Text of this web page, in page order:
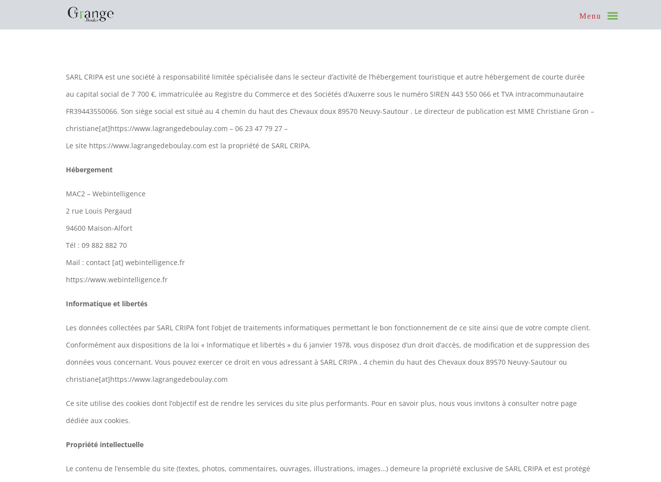
SARL CRIPA est une société à responsabilité limitée spécialisée dans le secteur d’activité de l’hébergement touristique et autre hébergement de courte durée
au capital social de 7 700 €, immatriculée au Registre du Commerce et des Sociétés d’Auxerre sous le numéro SIREN 443 550 066 et TVA intracommunautaire
FR39443550066. Son siège social est situé au 4 chemin du haut des Chevaux doux 89570 Neuvy-Sautour . Le directeur de publication est MME Christiane Gron –
christiane[at]https://www.lagrangedeboulay.com – 06 23 47 79 27 –
Le site https://www.lagrangedeboulay.com est la propriété de SARL CRIPA.
Hébergement
MAC2 – Webintelligence
2 rue Louis Pergaud
94600 Maison-Alfort
Tél : 09 882 882 70
Mail : contact [at] webintelligence.fr
https://www.webintelligence.fr
Informatique et libertés
Les données collectées par SARL CRIPA font l’objet de traitements informatiques permettant le bon fonctionnement de ce site ainsi que de votre compte client.
Conformément aux dispositions de la loi « Informatique et libertés » du 6 janvier 1978, vous disposez d’un droit d’accès, de modification et de suppression des
données vous concernant. Vous pouvez exercer ce droit en vous adressant à SARL CRIPA , 4 chemin du haut des Chevaux doux 89570 Neuvy-Sautour ou
christiane[at]https://www.lagrangedeboulay.com
Ce site utilise des cookies dont l’objectif est de rendre les services du site plus performants. Pour en savoir plus, nous vous invitons à consulter notre page
dédiée aux cookies.
Propriété intellectuelle
Le contenu de l’ensemble du site (textes, photos, commentaires, ouvrages, illustrations, images…) demeure la propriété exclusive de SARL CRIPA et est protégé